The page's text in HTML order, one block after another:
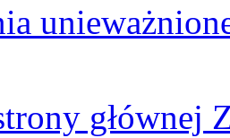
głównej